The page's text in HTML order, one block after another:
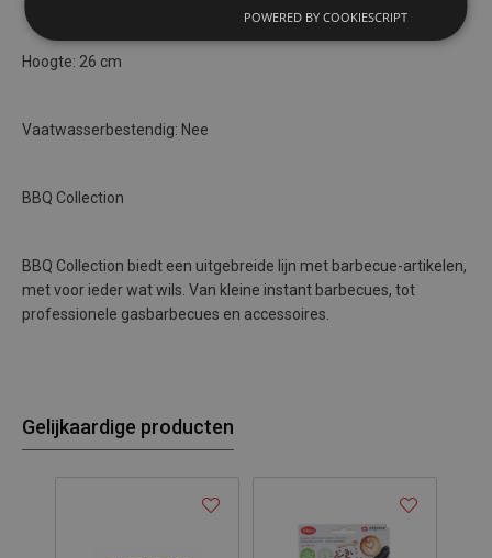
Hoogte: 26 cm
Vaatwasserbestendig: Nee
BBQ Collection
BBQ Collection biedt een uitgebreide lijn met barbecue-artikelen,
met voor ieder wat wils. Van kleine instant barbecues, tot
professionele gasbarbecues en accessoires.
Gelijkaardige producten
POWERED BY COOKIESCRIPT